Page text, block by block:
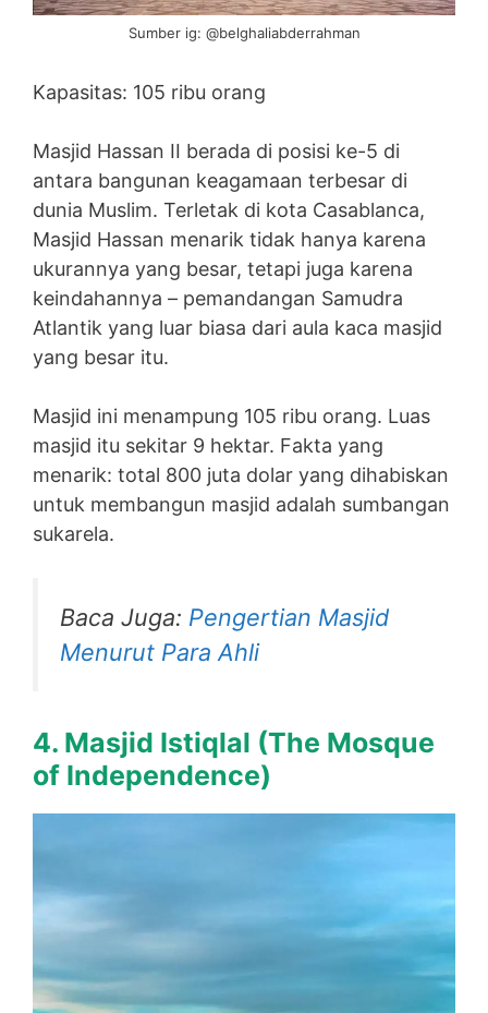
Sumber ig: @belghaliabderrahman
Kapasitas: 105 ribu orang
Masjid Hassan II berada di posisi ke-5 di
antara bangunan keagamaan terbesar di
dunia Muslim. Terletak di kota Casablanca,
Masjid Hassan menarik tidak hanya karena
ukurannya yang besar, tetapi juga karena
keindahannya – pemandangan Samudra
Atlantik yang luar biasa dari aula kaca masjid
yang besar itu.
Masjid ini menampung 105 ribu orang. Luas
masjid itu sekitar 9 hektar. Fakta yang
menarik: total 800 juta dolar yang dihabiskan
untuk membangun masjid adalah sumbangan
sukarela.
Baca Juga: Pengertian Masjid
Menurut Para Ahli
4. Masjid Istiqlal (The Mosque
of Independence)